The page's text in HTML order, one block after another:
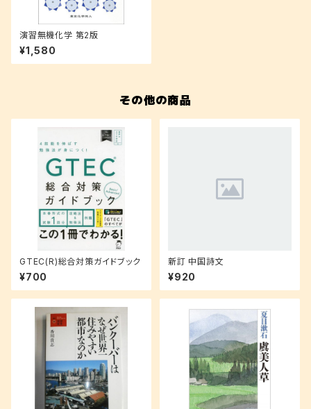
演習無機化学 第2版
¥1,580
その他の商品
GTEC(R)総合対策ガイドブック
¥700
新訂 中国詩文
¥920